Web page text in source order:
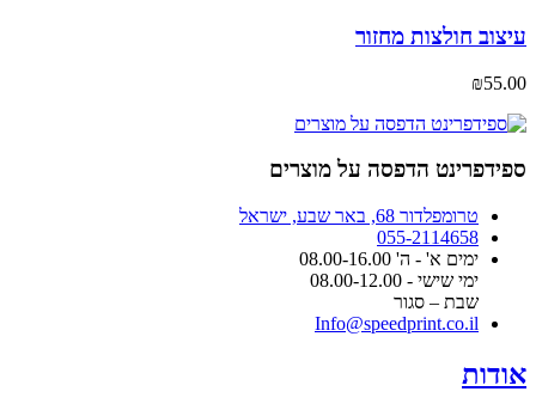
ניתן
לבחור
בעמוד
המוצר
עיצוב חולצות מחזור
₪55.00
ספידפרינט הדפסה על מוצרים
טרומפלדור 68, באר שבע, ישראל
055-2114658
ימים א' - ה' 08.00-16.00
ימי שישי - 08.00-12.00
שבת – סגור
Info@speedprint.co.il
אודות